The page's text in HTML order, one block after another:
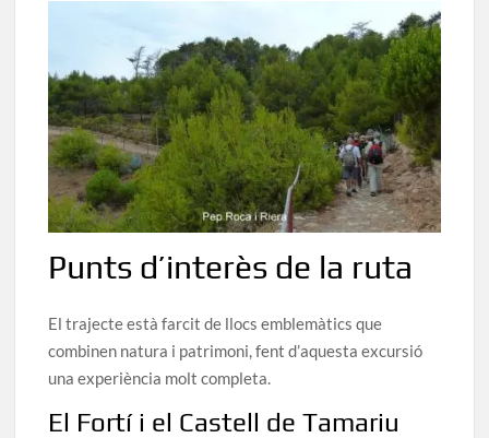
Punts d’interès de la ruta
El trajecte està farcit de llocs emblemàtics que
combinen natura i patrimoni, fent d’aquesta excursió
una experiència molt completa.
El Fortí i el Castell de Tamariu